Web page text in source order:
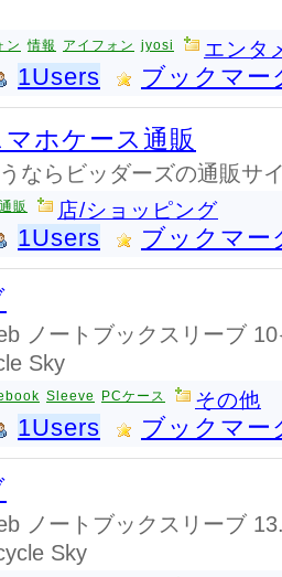
ン 情報 アイフォン jyosi エンタ
1Users ブックマー
ホケース通販
ならビッダーズの通販サ
通販 店/ショッピング
1Users ブックマー
ノートブックスリーブ
Sky
Sleeve PCケース その他
1Users ブックマー
ノートブックスリーブ
Sky